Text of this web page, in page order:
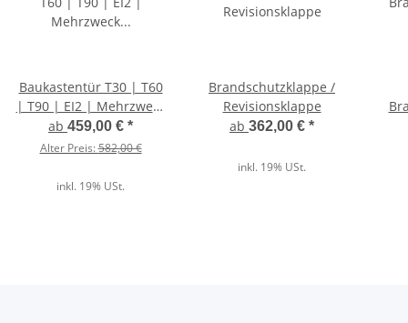
Baukastentür T30 | T60
| T90 | EI2 | Mehrzweck
Stahltür Profi
ab 459,00 € *
Alter Preis:582,00 €
inkl. 19% USt.
Brandschutzklappe /
Revisionsklappe
ab 362,00 € *
inkl. 19% USt.